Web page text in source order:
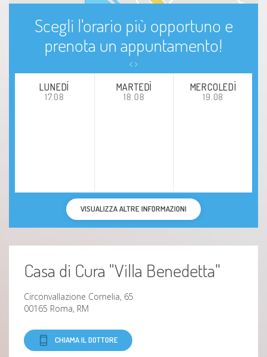
Scegli l'orario più opportuno e
prenota un appuntamento!
LUNEDÍ
17.08
MARTEDÌ
18.08
MERCOLEDÌ
19.08
VISUALIZZA ALTRE INFORMAZIONI
Casa di Cura "Villa Benedetta"
Circonvallazione Cornelia, 65
00165 Roma, RM
CHIAMA IL DOTTORE